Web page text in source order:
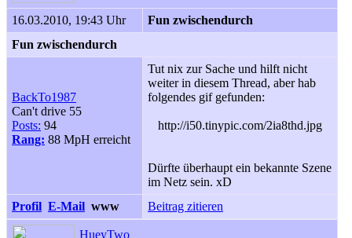
16.03.2010, 19:43 Uhr
Fun zwischendurch
Fun zwischendurch
BackTo1987
Can't drive 55
Posts: 94
Rang: 88 MpH erreicht
Tut nix zur Sache und hilft nicht
weiter in diesem Thread, aber hab
folgendes gif gefunden:
http://i50.tinypic.com/2ia8thd.jpg
Dürfte überhaupt ein bekannte Szene
im Netz sein. xD
Profil E-Mail www Beitrag zitieren
HueyTwo